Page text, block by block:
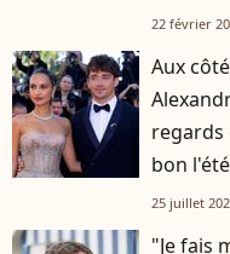
22 février
Aux
regards
bon
valeur
25 juillet
"Je fais